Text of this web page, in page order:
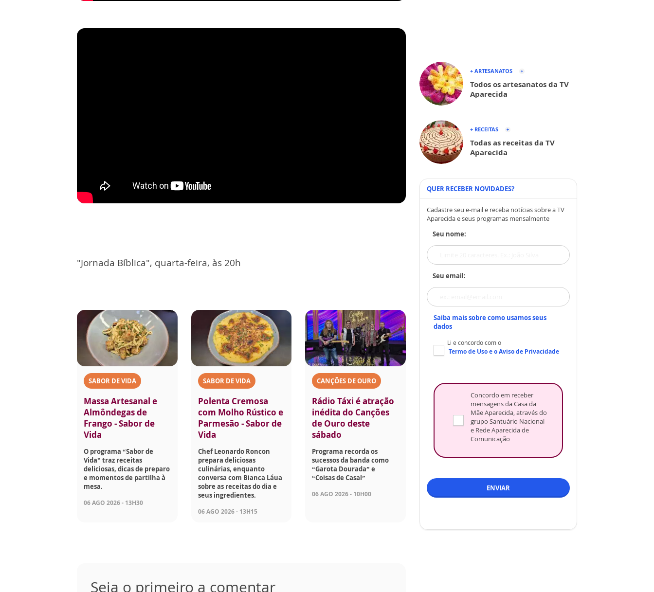
"Jornada Bíblica", quarta-feira, às 20h
SABOR DE VIDA
Massa Artesanal e
Almôndegas de
Frango - Sabor de
Vida
O programa “Sabor de
Vida” traz receitas
deliciosas, dicas de preparo
e momentos de partilha à
mesa.
06 AGO 2026 - 13H30
SABOR DE VIDA
Polenta Cremosa
com Molho Rústico e
Parmesão - Sabor de
Vida
Chef Leonardo Roncon
prepara deliciosas
culinárias, enquanto
conversa com Bianca Láua
sobre as receitas do dia e
seus ingredientes.
06 AGO 2026 - 13H15
CANÇÕES DE OURO
Rádio Táxi é atração
inédita do Canções
de Ouro deste
sábado
Programa recorda os
sucessos da banda como
“Garota Dourada” e
“Coisas de Casal”
06 AGO 2026 - 10H00
Seja o primeiro a comentar
+ ARTESANATOS
Todos os artesanatos da TV
Aparecida
+ RECEITAS
Todas as receitas da TV
Aparecida
QUER RECEBER NOVIDADES?
Cadastre seu e-mail e receba notícias sobre a TV
Aparecida e seus programas mensalmente
Seu nome:
Seu email:
Saiba mais sobre como usamos seus
dados
Li e concordo com o
Termo de Usoe oAviso de Privacidade
Concordo em receber
mensagens da Casa da
Mãe Aparecida, através do
grupo Santuário Nacional
e Rede Aparecida de
Comunicação
ENVIAR